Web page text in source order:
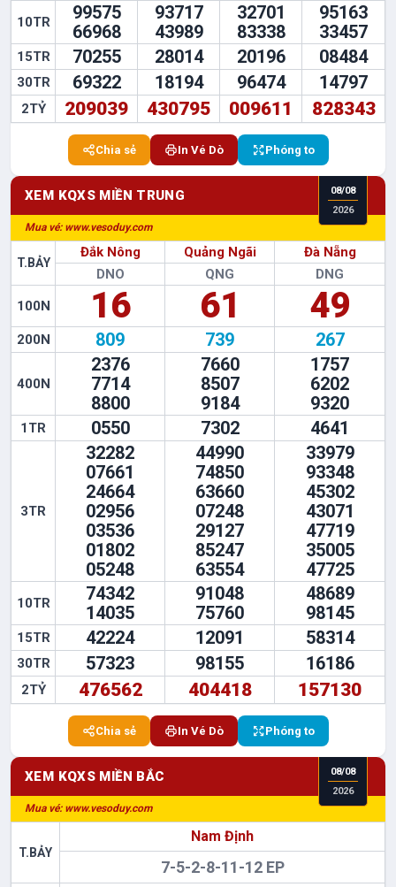
10TR
99575
66968
93717
43989
32701
83338
95163
33457
15TR 70255 28014 20196 08484
30TR 69322 18194 96474 14797
2TỶ 209039 430795 009611 828343
Chia sẻ In Vé Dò Phóng to
XEM KQXS MIỀN TRUNG
Nhanh Chóng - An Toàn - Bảo Mật
08/08
2026
T.BẢY
Đắk Nông Quảng Ngãi
Đà Nẵng
DNO
QNG
DNG
100N
16 61 49
200N 809 739 267
400N
2376
7714
8800
7660
8507
9184
1757
6202
9320
1TR 0550 7302 4641
3TR
32282
07661
24664
02956
03536
01802
05248
44990
74850
63660
07248
29127
85247
63554
33979
93348
45302
43071
47719
35005
47725
10TR
74342
14035
91048
75760
48689
98145
15TR 42224 12091 58314
30TR 57323 98155 16186
2TỶ 476562 404418 157130
Chia sẻ In Vé Dò Phóng to
XEM KQXS MIỀN BẮC
Nhanh Chóng - An Toàn - Bảo Mật
08/08
2026
T.BẢY
Nam Định
7-5-2-8-11-12 EP